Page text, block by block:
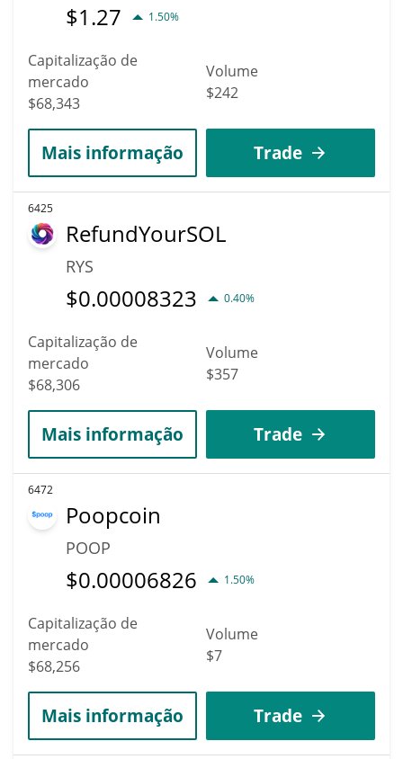
$1.27 1.50%
Capitalização de
mercado
$68,343
Volume
$242
Mais informação Trade
6425
RefundYourSOL
RYS
$0.00008323 0.40%
Capitalização de
mercado
$68,306
Volume
$357
Mais informação Trade
6472
Poopcoin
POOP
$0.00006826 1.50%
Capitalização de
mercado
$68,256
Volume
$7
Mais informação Trade